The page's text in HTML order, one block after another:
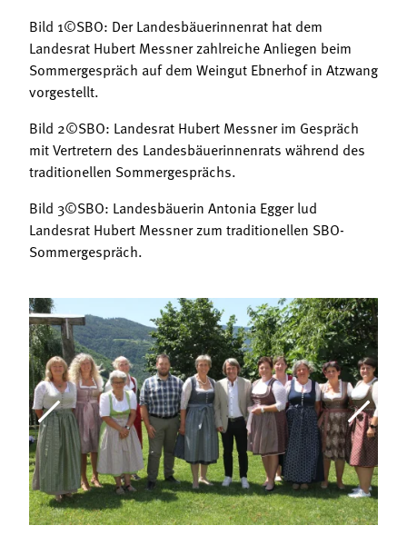
Bild 1©SBO: Der Landesbäuerinnenrat hat dem
Landesrat Hubert Messner zahlreiche Anliegen beim
Sommergespräch auf dem Weingut Ebnerhof in Atzwang
vorgestellt.
Bild 2©SBO: Landesrat Hubert Messner im Gespräch
mit Vertretern des Landesbäuerinnenrats während des
traditionellen Sommergesprächs.
Bild 3©SBO: Landesbäuerin Antonia Egger lud
Landesrat Hubert Messner zum traditionellen SBO-
Sommergespräch.